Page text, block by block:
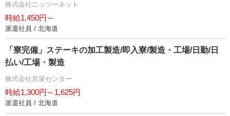
株式会社ニッソーネット
時給1,450円～
派遣社員 / 北海道
「寮完備」ステーキの加工製造/即入寮/製造・工場/日勤/日
払い/工場・製造
株式会社京栄センター
時給1,300円～1,625円
派遣社員 / 北海道